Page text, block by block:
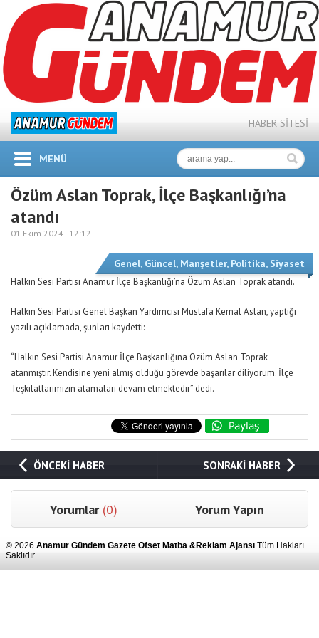
HABER SİTESİ
MENÜ
Özüm Aslan Toprak, İlçe Başkanlığı’na
atandı
01 Ekim 2024 - 12:12
Genel, Güncel, Manşetler, Politika, Siyaset
Halkın Sesi Partisi Anamur İlçe Başkanlığı’na Özüm Aslan Toprak atandı.
Halkın Sesi Partisi Genel Başkan Yardımcısı Mustafa Kemal Aslan, yaptığı
yazılı açıklamada, şunları kaydetti:
“Halkın Sesi Partisi Anamur İlçe Başkanlığına Özüm Aslan Toprak
atanmıştır. Kendisine yeni almış olduğu görevde başarılar diliyorum. İlçe
Teşkilatlarımızın atamaları devam etmektedir” dedi.
ÖNCEKİ HABER SONRAKİ HABER
Yorumlar (0) Yorum Yapın
© 2026 Anamur Gündem Gazete Ofset Matba &Reklam Ajansı Tüm Hakları
Saklıdır.